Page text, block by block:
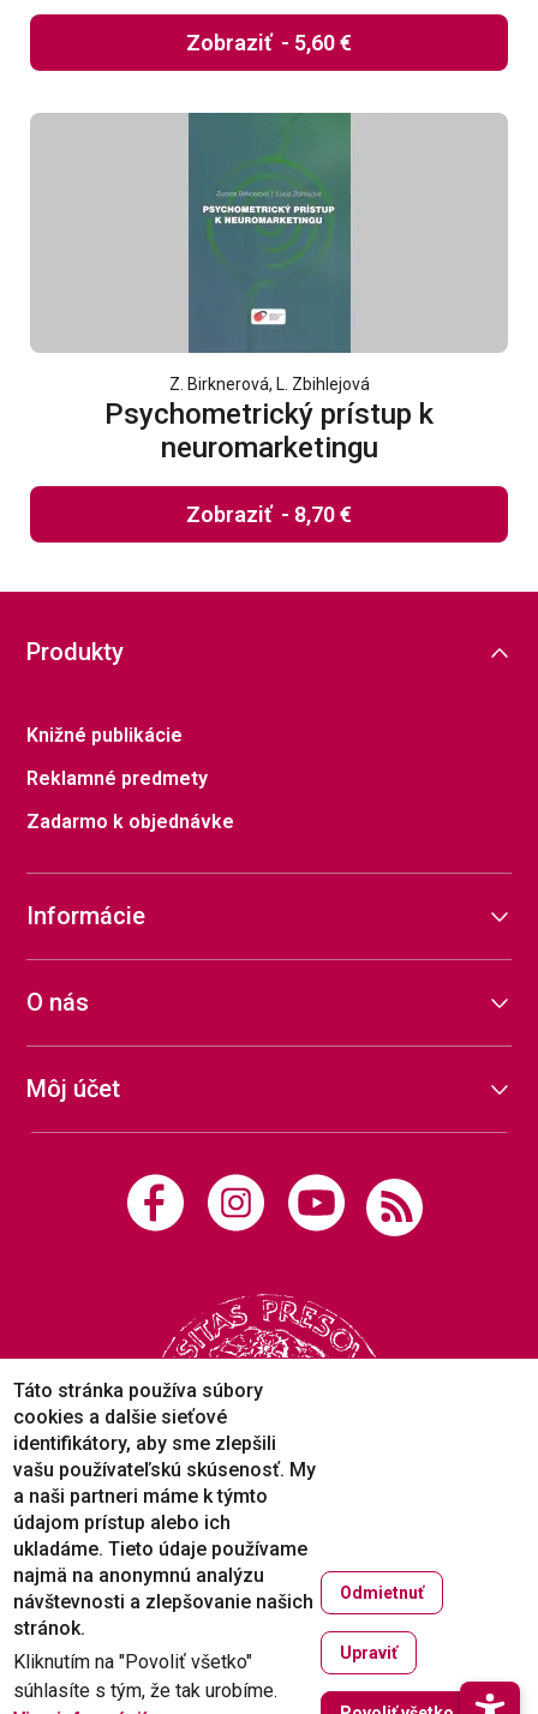
Zobraziť - 5,60 €
Z. Birknerová, L. Zbihlejová
Psychometrický prístup k
neuromarketingu
Zobraziť - 8,70 €
Produkty
Knižné publikácie
Reklamné predmety
Zadarmo k objednávke
Informácie
O nás
Môj účet
Copyright © 2005-2026
Prešovská univerzita v Prešove
Created by
ActivIT
Táto stránka používa súbory
cookies a dalšie sieťové
identifikátory, aby sme zlepšili
vašu používateľskú skúsenosť. My
a naši partneri máme k týmto
údajom prístup alebo ich
ukladáme. Tieto údaje používame
najmä na anonymnú analýzu
návštevnosti a zlepšovanie našich
stránok.
Kliknutím na "Povoliť všetko"
súhlasíte s tým, že tak urobíme.
Odmietnuť
Upraviť